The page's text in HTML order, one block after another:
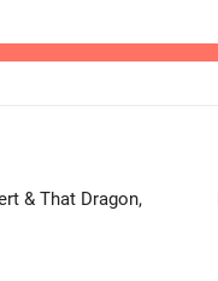
& That Dragon,